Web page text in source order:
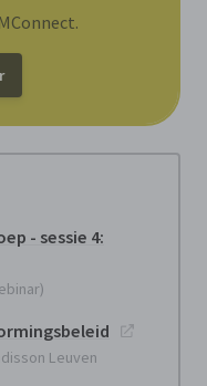
- sessie 4:
Leuven